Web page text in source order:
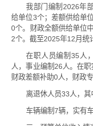
我部门编制2026年
给单位3个；差额供给单
0个。财政全额供给单位
2个。截至2025年12月统
在职人员编制35人
人，事业编制26人。在职
财政差额补助0人，财政
离退休人员33人，其
车辆编制7辆，实有